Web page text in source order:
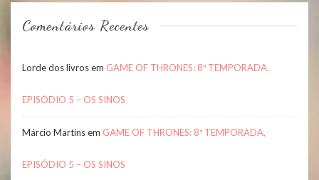
Comentários Recentes
Lorde dos livrosem GAME OF THRONES: 8ª TEMPORADA,
EPISÓDIO 5 – OS SINOS
Márcio Martinsem GAME OF THRONES: 8ª TEMPORADA,
EPISÓDIO 5 – OS SINOS